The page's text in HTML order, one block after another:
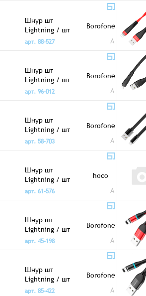
Шнур шт
Lightning / шт
USB-A 1,2м BU4
Borofone
арт. 88-527
A
Шнур шт
Lightning / шт
USB-A 1,2м BU4
Borofone
арт. 96-012
A
Шнур шт
Lightning / шт
USB-A 1,2м BU8
Borofone
арт. 58-703
A
Шнур шт
Lightning / шт
USB-A 1,2м UPL11
hoco
арт. 61-576
A
Шнур шт
Lightning / шт
USB-A 1м BU16
Borofone
арт. 45-198
A
Шнур шт
Lightning / шт
USB-A 1м BU16
Borofone
арт. 85-422
A